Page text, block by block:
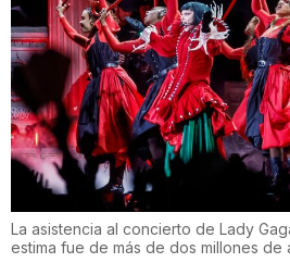
La asistencia al concierto de Lady
estima fue de más de dos millones de